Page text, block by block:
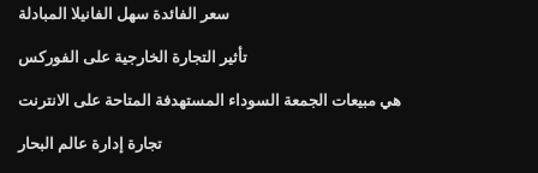
سعر الفائدة سهل الفانيلا المبادلة
تأثير التجارة الخارجية على الفوركس
هي مبيعات الجمعة السوداء المستهدفة المتاحة على الانترنت
تجارة إدارة عالم البحار